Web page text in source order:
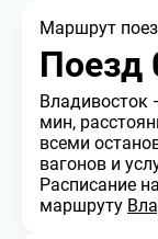
Маршрут
Поезд
Владивосток
мин,
всеми
вагонов и
Расписание
маршруту